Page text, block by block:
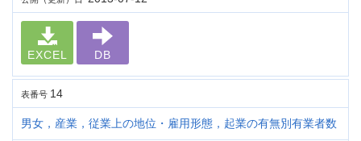
EXCEL DB
表番号 14
男女，産業，従業上の地位・雇用形態，起業の有無別有業者数